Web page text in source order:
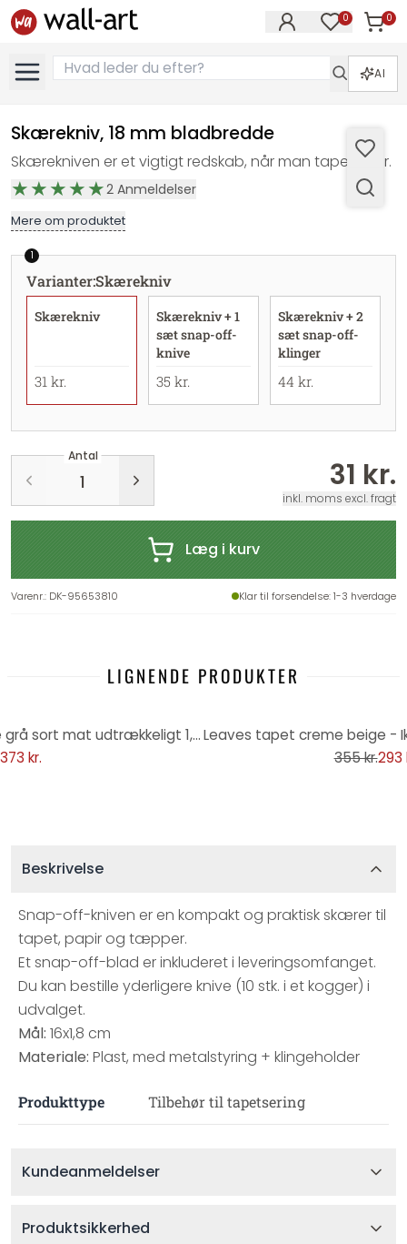
0 0
Varer
AI
Skærekniv, 18 mm bladbredde
Skærekniven er et vigtigt redskab, når man tapetserer.
2 Anmeldelser
Mere om produktet
1
Varianter:Skærekniv
Skærekniv
31 kr.
Skærekniv + 1
sæt snap-off-
knive
35 kr.
Skærekniv + 2
sæt snap-off-
klinger
44 kr.
Antal
31 kr.
inkl. moms excl. fragt
Læg i kurv
Varenr.: DK-95653810 Klar til forsendelse: 1-3 hverdage
LIGNENDE PRODUKTER
Ikke-vævet tapet jungleblade grå sort mat udtrækkeligt 1,59 x 2,80 m ikke-vævet tapet
373 kr.
355 kr.293
Beskrivelse
Snap-off-kniven er en kompakt og praktisk skærer til
tapet, papir og tæpper.
Et snap-off-blad er inkluderet i leveringsomfanget.
Du kan bestille yderligere knive (10 stk. i et kogger) i
udvalget.
Mål: 16x1,8 cm
Materiale: Plast, med metalstyring + klingeholder
Produkttype Tilbehør til tapetsering
Kundeanmeldelser
Produktsikkerhed